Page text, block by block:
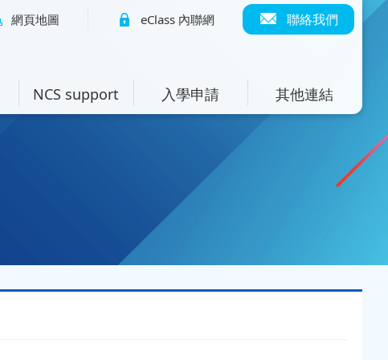
聯絡我們
網頁地圖 eClass 內聯網
NCS support 入學申請 其他連結